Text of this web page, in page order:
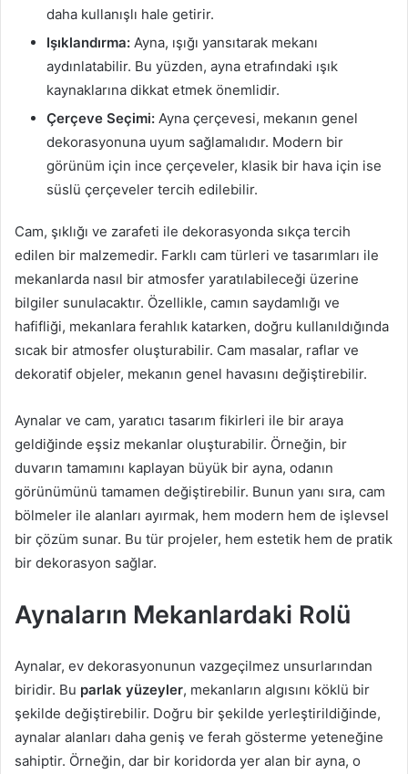
daha kullanışlı hale getirir.
Işıklandırma: Ayna, ışığı yansıtarak mekanı
aydınlatabilir. Bu yüzden, ayna etrafındaki ışık
kaynaklarına dikkat etmek önemlidir.
Çerçeve Seçimi: Ayna çerçevesi, mekanın genel
dekorasyonuna uyum sağlamalıdır. Modern bir
görünüm için ince çerçeveler, klasik bir hava için ise
süslü çerçeveler tercih edilebilir.
Cam, şıklığı ve zarafeti ile dekorasyonda sıkça tercih
edilen bir malzemedir. Farklı cam türleri ve tasarımları ile
mekanlarda nasıl bir atmosfer yaratılabileceği üzerine
bilgiler sunulacaktır. Özellikle, camın saydamlığı ve
hafifliği, mekanlara ferahlık katarken, doğru kullanıldığında
sıcak bir atmosfer oluşturabilir. Cam masalar, raflar ve
dekoratif objeler, mekanın genel havasını değiştirebilir.
Aynalar ve cam, yaratıcı tasarım fikirleri ile bir araya
geldiğinde eşsiz mekanlar oluşturabilir. Örneğin, bir
duvarın tamamını kaplayan büyük bir ayna, odanın
görünümünü tamamen değiştirebilir. Bunun yanı sıra, cam
bölmeler ile alanları ayırmak, hem modern hem de işlevsel
bir çözüm sunar. Bu tür projeler, hem estetik hem de pratik
bir dekorasyon sağlar.
Aynaların Mekanlardaki Rolü
Aynalar, ev dekorasyonunun vazgeçilmez unsurlarından
biridir. Bu parlak yüzeyler, mekanların algısını köklü bir
şekilde değiştirebilir. Doğru bir şekilde yerleştirildiğinde,
aynalar alanları daha geniş ve ferah gösterme yeteneğine
sahiptir. Örneğin, dar bir koridorda yer alan bir ayna, o